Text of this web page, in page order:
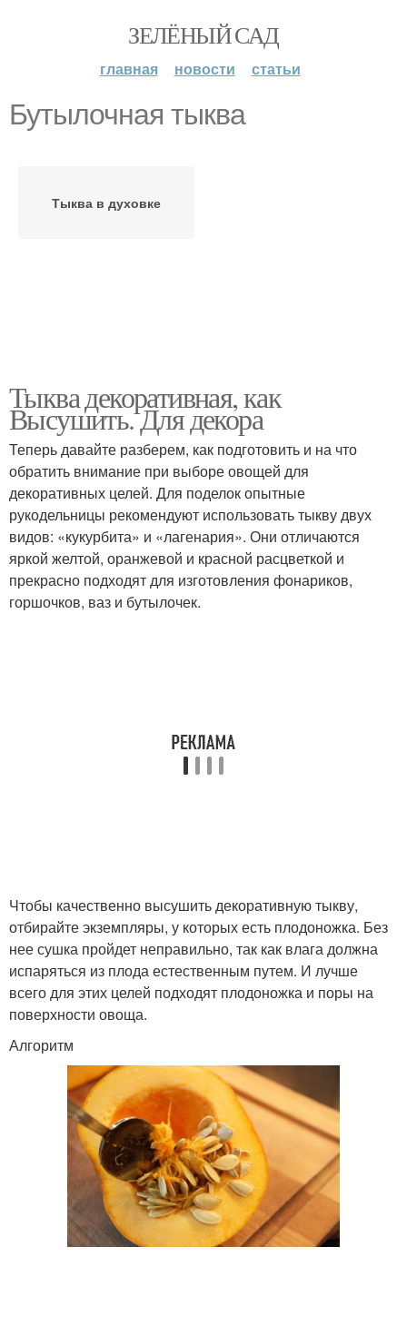
ЗЕЛЁНЫЙ САД
главная новости статьи
Бутылочная тыква
Тыква в духовке
Тыква декоративная, как
Высушить. Для декора
Теперь давайте разберем, как подготовить и на что
обратить внимание при выборе овощей для
декоративных целей. Для поделок опытные
рукодельницы рекомендуют использовать тыкву двух
видов: «кукурбита» и «лагенария». Они отличаются
яркой желтой, оранжевой и красной расцветкой и
прекрасно подходят для изготовления фонариков,
горшочков, ваз и бутылочек.
Чтобы качественно высушить декоративную тыкву,
отбирайте экземпляры, у которых есть плодоножка. Без
нее сушка пройдет неправильно, так как влага должна
испаряться из плода естественным путем. И лучше
всего для этих целей подходят плодоножка и поры на
поверхности овоща.
Алгоритм